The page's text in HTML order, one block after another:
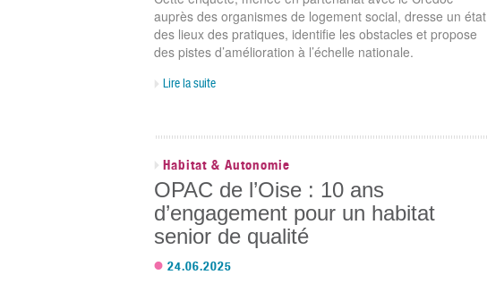
auprès des organismes de logement social, dresse un état
des lieux des pratiques, identifie les obstacles et propose
des pistes d’amélioration à l’échelle nationale.
Lire la suite
Habitat & Autonomie
OPAC de l’Oise : 10 ans
d’engagement pour un habitat
senior de qualité
24.06.2025